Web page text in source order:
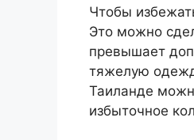
Чтобы
Это можно
превышает
тяжелую
Таиланде
избыточное